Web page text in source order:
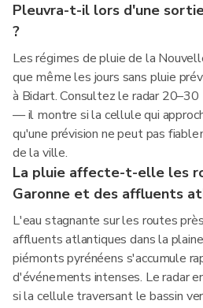
Pleuvra-t-il lors d'une
?
Les régimes de pluie de la
que même les jours sans pluie
à Bidart. Consultez le radar
— il montre si la cellule qui
qu'une prévision ne peut pas
de la ville.
La pluie affecte-t-elle les
Garonne et des affluents
L'eau stagnante sur les routes
affluents atlantiques dans la
piémonts pyrénéens s'accumule
d'événements intenses. Le radar
si la cellule traversant le bassin